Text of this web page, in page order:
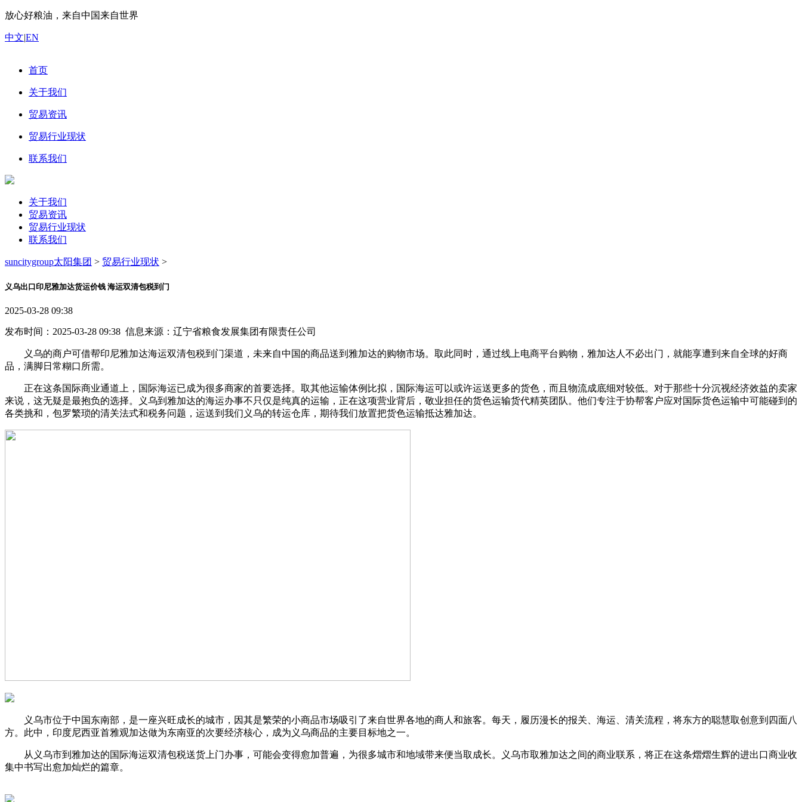
放心好粮油，来自中国来自世界
中文|EN
首页
关于我们
贸易资讯
贸易行业现状
联系我们
关于我们
贸易资讯
贸易行业现状
联系我们
suncitygroup太阳集团 > 贸易行业现状 >
义乌出口印尼雅加达货运价钱 海运双清包税到门
2025-03-28 09:38
发布时间：2025-03-28 09:38 信息来源：辽宁省粮食发展集团有限责任公司
义乌的商户可借帮印尼雅加达海运双清包税到门渠道，未来自中国的商品送到雅加达的购物市场。取此同时，通过线上电商平台购物，雅加达人不必出门，就能享遭到来自全球的好商
品，满脚日常糊口所需。
正在这条国际商业通道上，国际海运已成为很多商家的首要选择。取其他运输体例比拟，国际海运可以或许运送更多的货色，而且物流成底细对较低。对于那些十分沉视经济效益的卖家
来说，这无疑是最抱负的选择。义乌到雅加达的海运办事不只仅是纯真的运输，正在这项营业背后，敬业担任的货色运输货代精英团队。他们专注于协帮客户应对国际货色运输中可能碰到的
各类挑和，包罗繁琐的清关法式和税务问题，运送到我们义乌的转运仓库，期待我们放置把货色运输抵达雅加达。
义乌市位于中国东南部，是一座兴旺成长的城市，因其是繁荣的小商品市场吸引了来自世界各地的商人和旅客。每天，履历漫长的报关、海运、清关流程，将东方的聪慧取创意到四面八
方。此中，印度尼西亚首雅观加达做为东南亚的次要经济核心，成为义乌商品的主要目标地之一。
从义乌市到雅加达的国际海运双清包税送货上门办事，可能会变得愈加普遍，为很多城市和地域带来便当取成长。义乌市取雅加达之间的商业联系，将正在这条熠熠生辉的进出口商业收
集中书写出愈加灿烂的篇章。